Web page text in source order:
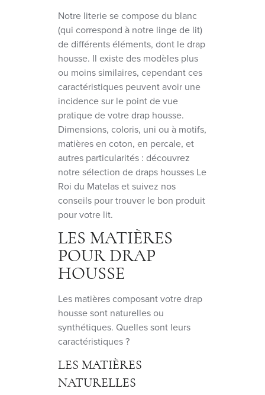
Notre literie se compose du blanc
(qui correspond à notre linge de lit)
de différents éléments, dont le drap
housse. Il existe des modèles plus
ou moins similaires, cependant ces
caractéristiques peuvent avoir une
incidence sur le point de vue
pratique de votre drap housse.
Dimensions, coloris, uni ou à motifs,
matières en coton, en percale, et
autres particularités : découvrez
notre sélection de draps housses Le
Roi du Matelas et suivez nos
conseils pour trouver le bon produit
pour votre lit.
LES MATIÈRES
POUR DRAP
HOUSSE
Les matières composant votre drap
housse sont naturelles ou
synthétiques. Quelles sont leurs
caractéristiques ?
LES MATIÈRES
NATURELLES